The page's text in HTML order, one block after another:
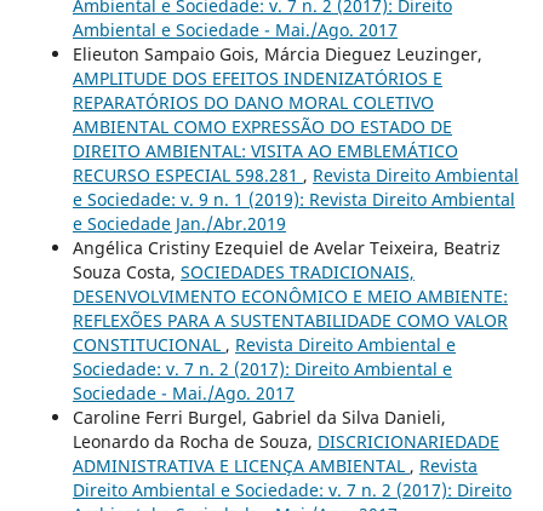
Ambiental e Sociedade: v. 7 n. 2 (2017): Direito
Ambiental e Sociedade - Mai./Ago. 2017
Elieuton Sampaio Gois, Márcia Dieguez Leuzinger,
AMPLITUDE DOS EFEITOS INDENIZATÓRIOS E
REPARATÓRIOS DO DANO MORAL COLETIVO
AMBIENTAL COMO EXPRESSÃO DO ESTADO DE
DIREITO AMBIENTAL: VISITA AO EMBLEMÁTICO
RECURSO ESPECIAL 598.281 , Revista Direito Ambiental
e Sociedade: v. 9 n. 1 (2019): Revista Direito Ambiental
e Sociedade Jan./Abr.2019
Angélica Cristiny Ezequiel de Avelar Teixeira, Beatriz
Souza Costa, SOCIEDADES TRADICIONAIS,
DESENVOLVIMENTO ECONÔMICO E MEIO AMBIENTE:
REFLEXÕES PARA A SUSTENTABILIDADE COMO VALOR
CONSTITUCIONAL , Revista Direito Ambiental e
Sociedade: v. 7 n. 2 (2017): Direito Ambiental e
Sociedade - Mai./Ago. 2017
Caroline Ferri Burgel, Gabriel da Silva Danieli,
Leonardo da Rocha de Souza, DISCRICIONARIEDADE
ADMINISTRATIVA E LICENÇA AMBIENTAL , Revista
Direito Ambiental e Sociedade: v. 7 n. 2 (2017): Direito